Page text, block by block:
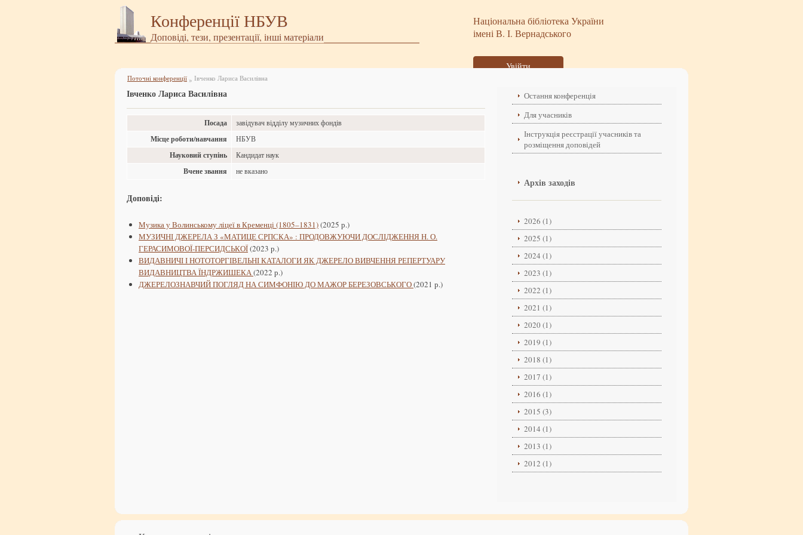
Конференції НБУВ
Доповіді, тези, презентації, інші матеріали
Національна бібліотека України
імені В. І. Вернадського
Увійти
Поточні конференції » Івченко Лариса Василівна
Івченко Лариса Василівна
Посада завідувач відділу музичних фондів
Місце роботи/навчання НБУВ
Науковий ступінь Кандидат наук
Вчене звання не вказано
Доповіді:
Музика у Волинському ліцеї в Кременці (1805–1831)(2025 р.)
МУЗИЧНІ ДЖЕРЕЛА З «МАТИЦЕ СРПСКА» : ПРОДОВЖУЮЧИ ДОСЛІДЖЕННЯ Н. О.
ГЕРАСИМОВОЇ-ПЕРСИДСЬКОЇ(2023 р.)
ВИДАВНИЧІ І НОТОТОРГІВЕЛЬНІ КАТАЛОГИ ЯК ДЖЕРЕЛО ВИВЧЕННЯ РЕПЕРТУАРУ
ВИДАВНИЦТВА ЇНДРЖИШЕКА(2022 р.)
ДЖЕРЕЛОЗНАВЧИЙ ПОГЛЯД НА СИМФОНІЮ ДО МАЖОР БЕРЕЗОВСЬКОГО(2021 р.)
Остання конференція
Для учасників
Інструкція реєстрації учасників та
розміщення доповідей
Архів заходів
2026 (1)
2025 (1)
2024 (1)
2023 (1)
2022 (1)
2021 (1)
2020 (1)
2019 (1)
2018 (1)
2017 (1)
2016 (1)
2015 (3)
2014 (1)
2013 (1)
2012 (1)